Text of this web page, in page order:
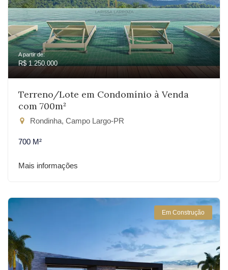
A partir de:
R$ 1.250.000
Terreno/Lote em Condomínio à Venda
com 700m²
Rondinha, Campo Largo-PR
700 M²
Mais informações
Em Construção